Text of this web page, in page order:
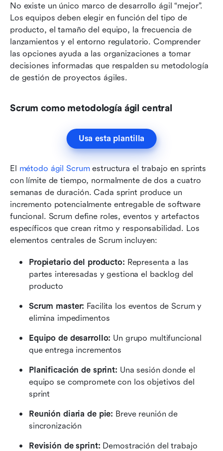
No existe un único marco de desarrollo ágil “mejor”.
Los equipos deben elegir en función del tipo de
producto, el tamaño del equipo, la frecuencia de
lanzamientos y el entorno regulatorio. Comprender
las opciones ayuda a las organizaciones a tomar
decisiones informadas que respalden su metodología
de gestión de proyectos ágiles.
Scrum como metodología ágil central
Usa esta plantilla
El método ágil Scrum estructura el trabajo en sprints
con límite de tiempo, normalmente de dos a cuatro
semanas de duración. Cada sprint produce un
incremento potencialmente entregable de software
funcional. Scrum define roles, eventos y artefactos
específicos que crean ritmo y responsabilidad. Los
elementos centrales de Scrum incluyen:
Propietario del producto: Representa a las
partes interesadas y gestiona el backlog del
producto
Scrum master: Facilita los eventos de Scrum y
elimina impedimentos
Equipo de desarrollo: Un grupo multifuncional
que entrega incrementos
Planificación de sprint: Una sesión donde el
equipo se compromete con los objetivos del
sprint
Reunión diaria de pie: Breve reunión de
sincronización
Revisión de sprint: Demostración del trabajo